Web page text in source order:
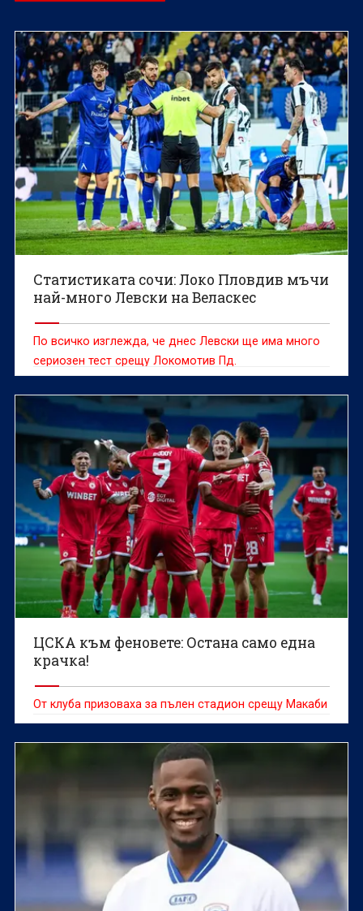
Статистиката сочи: Локо Пловдив мъчи
най-много Левски на Веласкес
По всичко изглежда, че днес Левски ще има много
сериозен тест срещу Локомотив Пд.
ЦСКА към феновете: Остана само една
крачка!
От клуба призоваха за пълен стадион срещу Макаби